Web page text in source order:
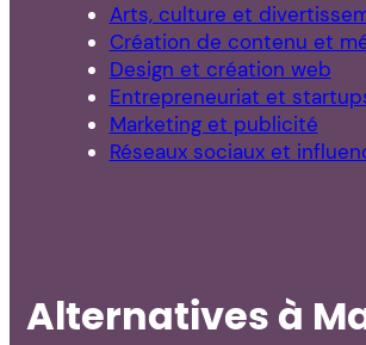
Arts, culture et
Création de contenu et
Design et création web
Entrepreneuriat et
Marketing et publicité
Réseaux sociaux et
Alternatives à